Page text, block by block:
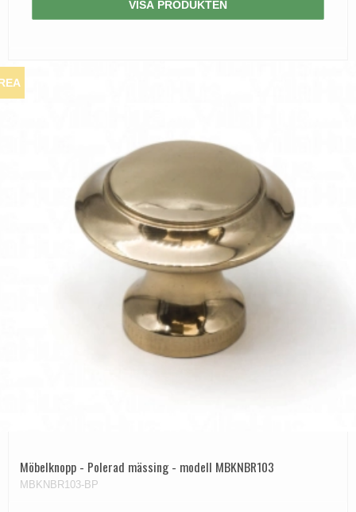
VISA PRODUKTEN
Möbelknopp - Polerad mässing - modell MBKNBR103
MBKNBR103-BP